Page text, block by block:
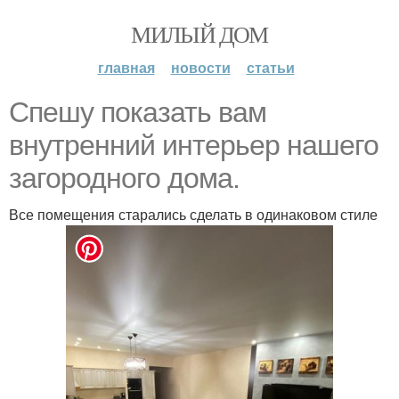
МИЛЫЙ ДОМ
главная новости статьи
Спешу показать вам
внутренний интерьер нашего
загородного дома.
Все помещения старались сделать в одинаковом стиле